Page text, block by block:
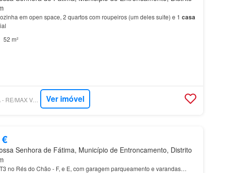
em open space, 2 quartos com roupeiros (um deles suite) e 1 casa
52 m²
SUPERCASA - RE/MAX VANTAGEM PARK Ver imóvel
Senhora de Fátima, Município de Entroncamento, Distrito
no Rés do Chão - F, e E, com garagem parqueamento e varandas…